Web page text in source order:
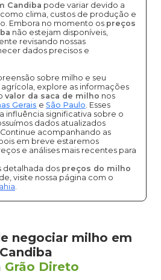
Candiba pode variar devido a
clima, custos de produção e
Embora no momento os preços
não estejam disponíveis,
revisando nossas
dados precisos e
sobre milho e seu
explore as informações
valor da saca de milho nos
Gerais e São Paulo. Esses
influência significativa sobre o
dados atualizados
acompanhando as
em breve estaremos
e análises mais recentes para
detalhada dos preços do milho
visite nossa página com o
.
negociar milho em
Candiba
Grão Direto